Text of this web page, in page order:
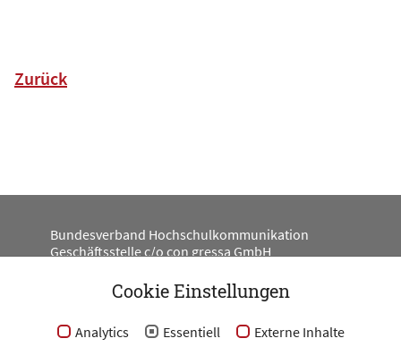
Zurück
Bundesverband Hochschulkommunikation
Geschäftsstelle c/o con gressa GmbH
10179 BerlinCookie Einstellungen
Analytics Essentiell Externe Inhalte